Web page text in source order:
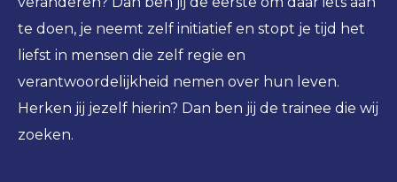
te doen, je neemt zelf initiatief en stopt je tijd het
liefst in mensen die zelf regie en
verantwoordelijkheid nemen over hun leven.
Herken jij jezelf hierin? Dan ben jij de trainee die wij
zoeken.